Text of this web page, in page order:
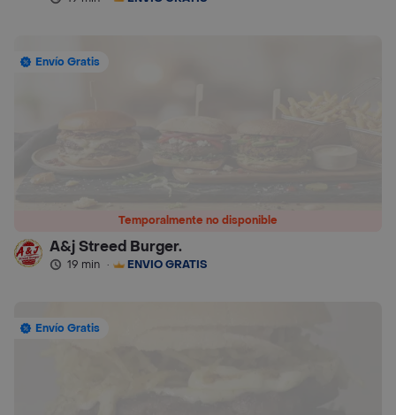
Temporalmente no disponible
Envío Gratis
A&j Streed Burger.
19 min · ENVÍO GRATIS
Envío Gratis